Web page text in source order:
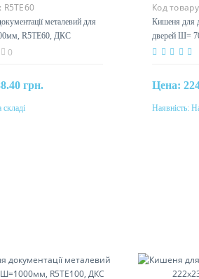
R5TE60
металевий для
R5TE60, ДКС
0
грн.
Код
Кишеня для
дверей Ш=
Цена:
Наявність: